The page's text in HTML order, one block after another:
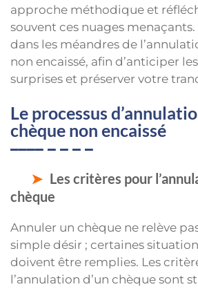
approche méthodique et
souvent ces nuages
dans les méandres de
non encaissé, afin d’anticiper
surprises et préserver votre
Le processus
chèque non encaissé
Les critères pour
chèque
Annuler un chèque ne relève
simple désir ; certaines
doivent être remplies. Les
l’annulation d’un chèque sont